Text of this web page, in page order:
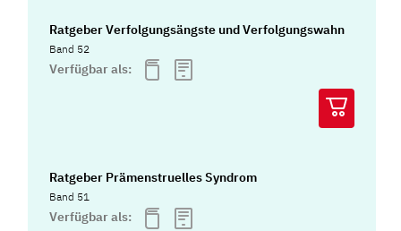
Ratgeber Verfolgungsängste und Verfolgungswahn
Band 52
Verfügbar als:
Ratgeber Prämenstruelles Syndrom
Band 51
Verfügbar als: